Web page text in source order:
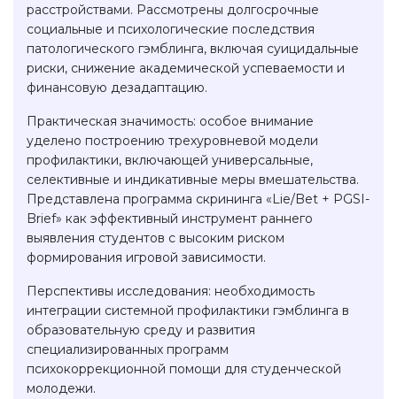
расстройствами. Рассмотрены долгосрочные
социальные и психологические последствия
патологического гэмблинга, включая суицидальные
риски, снижение академической успеваемости и
финансовую дезадаптацию.
Практическая значимость: особое внимание
уделено построению трехуровневой модели
профилактики, включающей универсальные,
селективные и индикативные меры вмешательства.
Представлена программа скрининга «Lie/Bet + PGSI-
Brief» как эффективный инструмент раннего
выявления студентов с высоким риском
формирования игровой зависимости.
Перспективы исследования: необходимость
интеграции системной профилактики гэмблинга в
образовательную среду и развития
специализированных программ
психокоррекционной помощи для студенческой
молодежи.